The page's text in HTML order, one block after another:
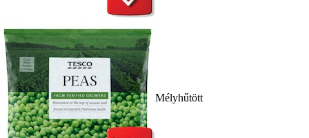
Mélyhűtött